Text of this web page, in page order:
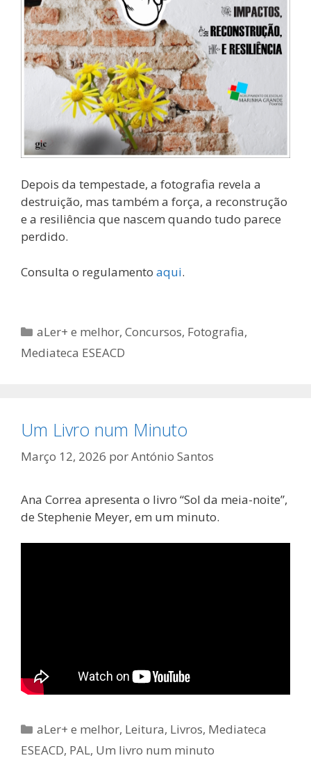
Depois da tempestade, a fotografia revela a
destruição, mas também a força, a reconstrução
e a resiliência que nascem quando tudo parece
perdido.
Consulta o regulamento aqui.
Categorias
aLer+ e melhor,Concursos, Fotografia,
Mediateca ESEACD
Um Livro num Minuto
Março 12, 2026 porAntónio Santos
Ana Correa apresenta o livro “Sol da meia-noite”,
de Stephenie Meyer, em um minuto.
Categorias
aLer+ e melhor, Leitura, Livros, Mediateca
ESEACD, PAL, Um livro num minuto